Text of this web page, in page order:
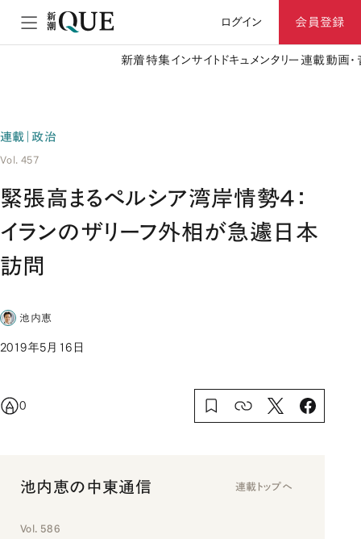
ログイン 会員登録
新着特集 インサイト ドキュメンタリー 連載動画
連載｜政治
Vol. 457
緊張高まるペルシア湾岸情勢４：
イランのザリーフ外相が急遽日本
訪問
池内恵
2019年5月16日
0
池内恵の中東通信 連載トップへ
Vol. 586